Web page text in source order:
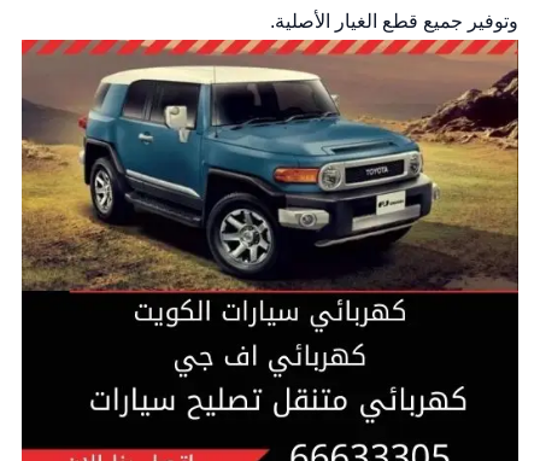
وتوفير جميع قطع الغيار الأصلية.